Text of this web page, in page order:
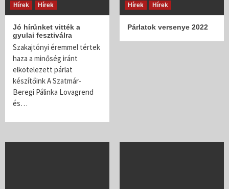
Hírek Hírek
Jó hírünket vitték a
gyulai fesztiválra
Szakajtónyi éremmel tértek
haza a minőség iránt
elkötelezett párlat
készítőink A Szatmár-
Beregi Pálinka Lovagrend
és…
Hírek Hírek
Párlatok versenye 2022